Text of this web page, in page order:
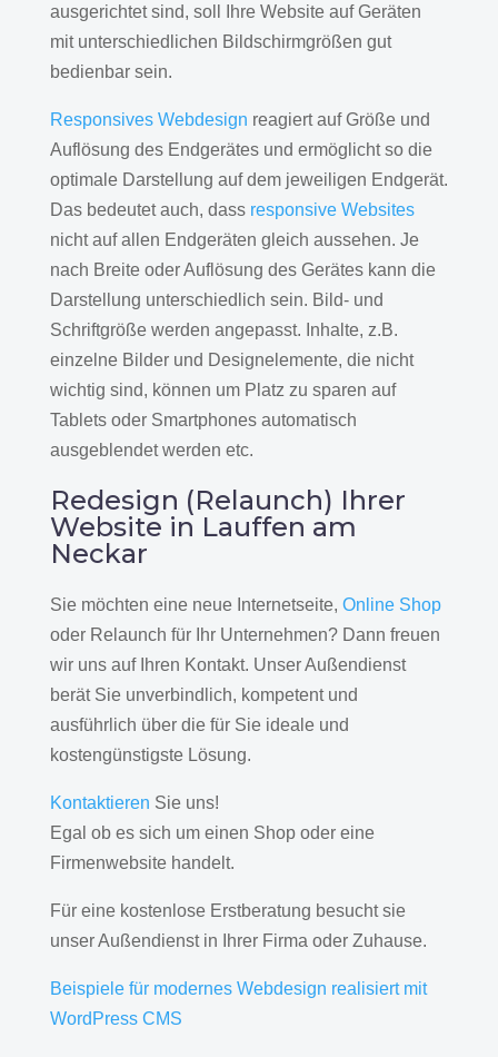
ausgerichtet sind, soll Ihre Website auf Geräten
mit unterschiedlichen Bildschirmgrößen gut
bedienbar sein.
Responsives Webdesign reagiert auf Größe und
Auflösung des Endgerätes und ermöglicht so die
optimale Darstellung auf dem jeweiligen Endgerät.
Das bedeutet auch, dass responsive Websites
nicht auf allen Endgeräten gleich aussehen. Je
nach Breite oder Auflösung des Gerätes kann die
Darstellung unterschiedlich sein. Bild- und
Schriftgröße werden angepasst. Inhalte, z.B.
einzelne Bilder und Designelemente, die nicht
wichtig sind, können um Platz zu sparen auf
Tablets oder Smartphones automatisch
ausgeblendet werden etc.
Redesign (Relaunch) Ihrer
Website in Lauffen am
Neckar
Sie möchten eine neue Internetseite, Online Shop
oder Relaunch für Ihr Unternehmen? Dann freuen
wir uns auf Ihren Kontakt. Unser Außendienst
berät Sie unverbindlich, kompetent und
ausführlich über die für Sie ideale und
kostengünstigste Lösung.
Kontaktieren Sie uns!
Egal ob es sich um einen Shop oder eine
Firmenwebsite handelt.
Für eine kostenlose Erstberatung besucht sie
unser Außendienst in Ihrer Firma oder Zuhause.
Beispiele für modernes Webdesign realisiert mit
WordPress CMS